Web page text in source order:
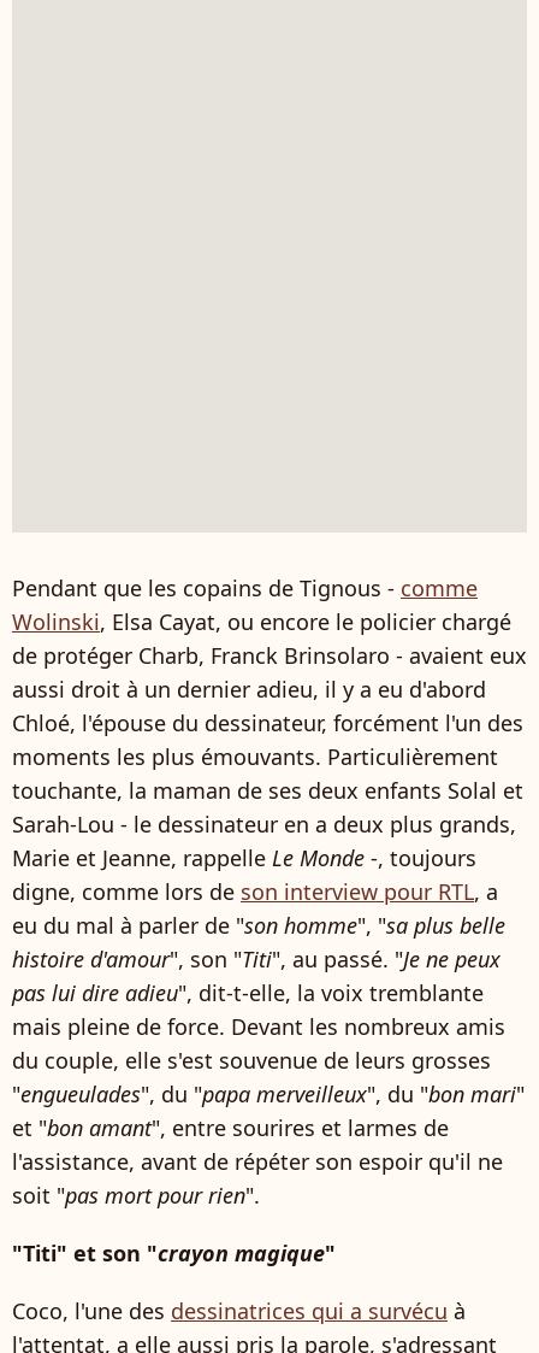
Pendant que les copains de Tignous - comme
Wolinski, Elsa Cayat, ou encore le policier chargé
de protéger Charb, Franck Brinsolaro - avaient eux
aussi droit à un dernier adieu, il y a eu d'abord
Chloé, l'épouse du dessinateur, forcément l'un des
moments les plus émouvants. Particulièrement
touchante, la maman de ses deux enfants Solal et
Sarah-Lou - le dessinateur en a deux plus grands,
Marie et Jeanne, rappelle Le Monde -, toujours
digne, comme lors de son interview pour RTL, a
eu du mal à parler de "son homme", "sa plus belle
histoire d'amour", son "Titi", au passé. "Je ne peux
pas lui dire adieu", dit-t-elle, la voix tremblante
mais pleine de force. Devant les nombreux amis
du couple, elle s'est souvenue de leurs grosses
"engueulades", du "papa merveilleux", du "bon mari"
et "bon amant", entre sourires et larmes de
l'assistance, avant de répéter son espoir qu'il ne
soit "pas mort pour rien".
"Titi" et son "crayon magique"
Coco, l'une des dessinatrices qui a survécu à
l'attentat, a elle aussi pris la parole, s'adressant